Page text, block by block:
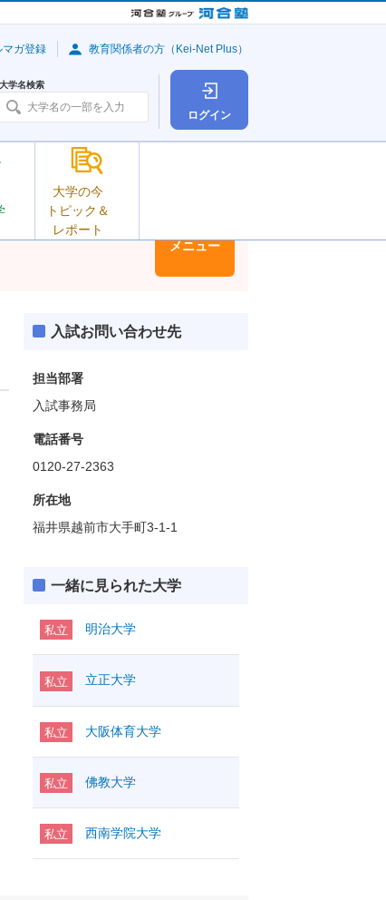
ログイン
大学の今
トピック＆
レポート
大学名検索
マガ登録 教育関係者の方（Kei-Net Plus）
メニュー
入試お問い合わせ先
担当部署
入試事務局
電話番号
0120-27-2363
所在地
福井県越前市大手町3-1-1
一緒に見られた大学
私立 明治大学
私立 立正大学
私立 大阪体育大学
私立 佛教大学
私立 西南学院大学